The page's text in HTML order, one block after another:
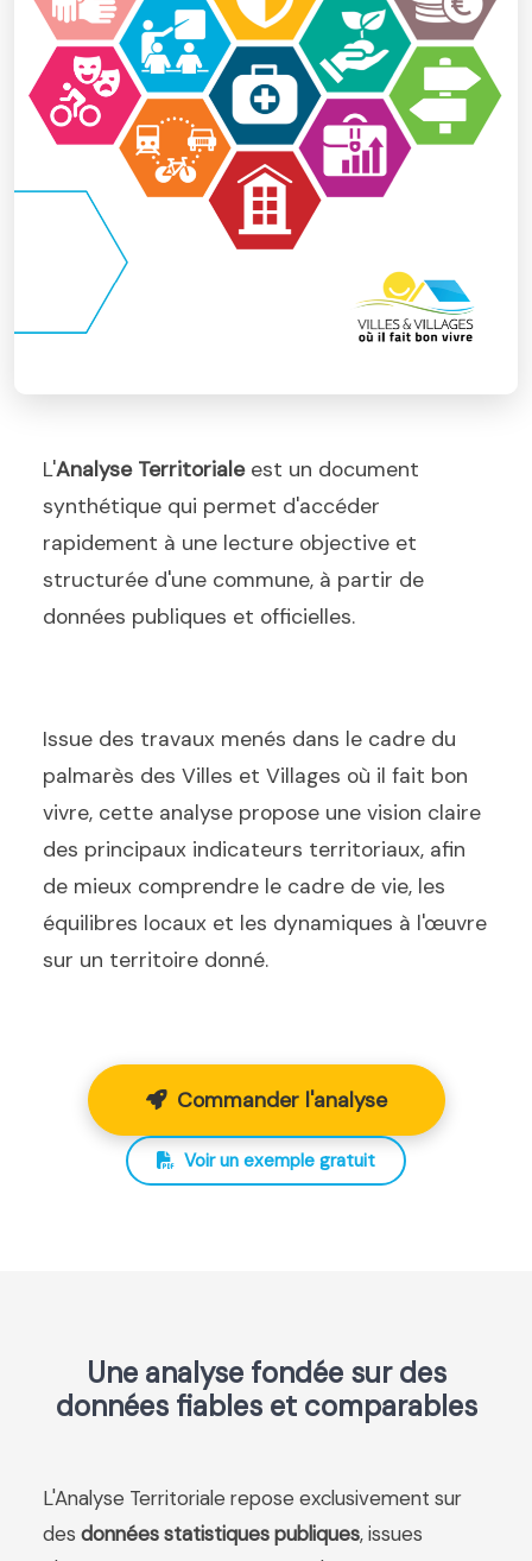
L'Analyse Territorialeest un document
synthétique qui permet d'accéder
rapidement à une lecture objective et
structurée d'une commune, à partir de
données publiques et officielles.
Issue des travaux menés dans le cadre du
palmarès des Villes et Villages où il fait bon
vivre, cette analyse propose une vision claire
des principaux indicateurs territoriaux, afin
de mieux comprendre le cadre de vie, les
équilibres locaux et les dynamiques à l'œuvre
sur un territoire donné.
Commander l'analyse
Voir un exemple gratuit
Une analyse fondée sur des
données fiables et comparables
L'Analyse Territoriale repose exclusivement sur
des données statistiques publiques, issues